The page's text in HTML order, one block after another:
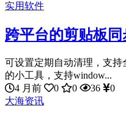
实用软件
跨平台的剪贴板
可设置定期自动清理，支
的小工具，支持window...
4 月前
0 0 36
0
大海资讯